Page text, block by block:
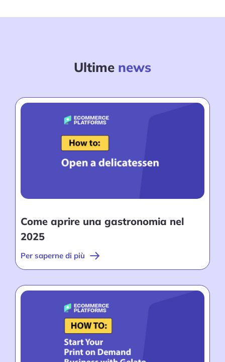
Ultime news
Come aprire una gastronomia nel
2025
Per saperne di più